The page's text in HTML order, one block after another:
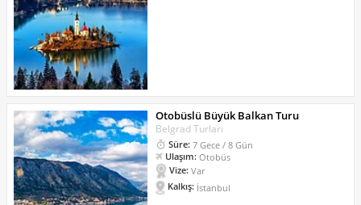
Otobüslü Büyük Balkan Turu
Belgrad Turları
Süre: 7 Gece / 8 Gün
Ulaşım: Otobüs
Vize: Var
Kalkış: İstanbul